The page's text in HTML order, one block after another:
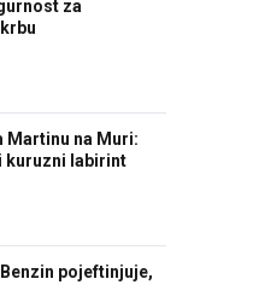
za
Martinu na Muri:
kuruzni labirint
pojeftinjuje,